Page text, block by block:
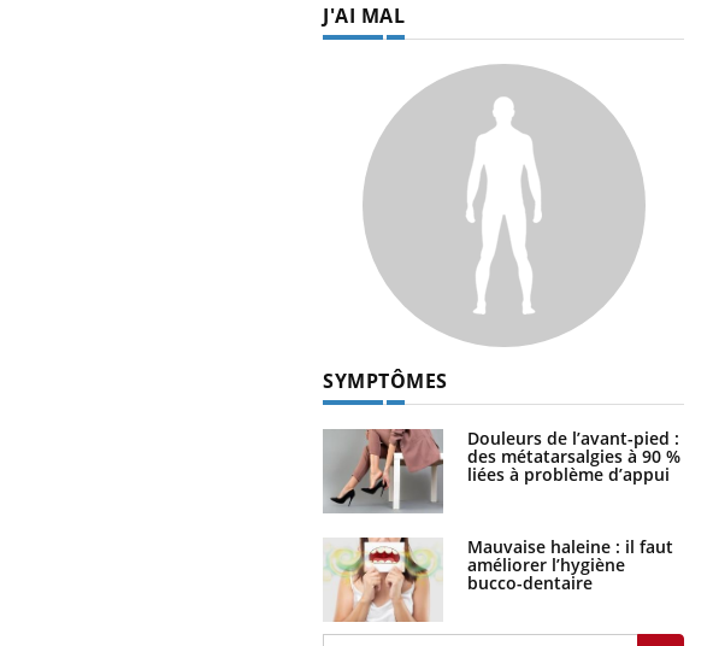
J'AI MAL
SYMPTÔMES
Douleurs de l’avant-pied :
des métatarsalgies à 90 %
liées à problème d’appui
Mauvaise haleine : il faut
améliorer l’hygiène
bucco-dentaire